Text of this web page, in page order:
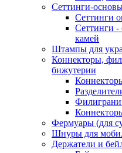
Сеттинги-
Сеттинги
Сеттинги -
камей
Штампы для
Коннекторы,
бижутерии
Фермуары (для
Шнуры для
Держатели и